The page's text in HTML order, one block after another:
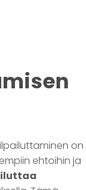
on
ehtoihin ja